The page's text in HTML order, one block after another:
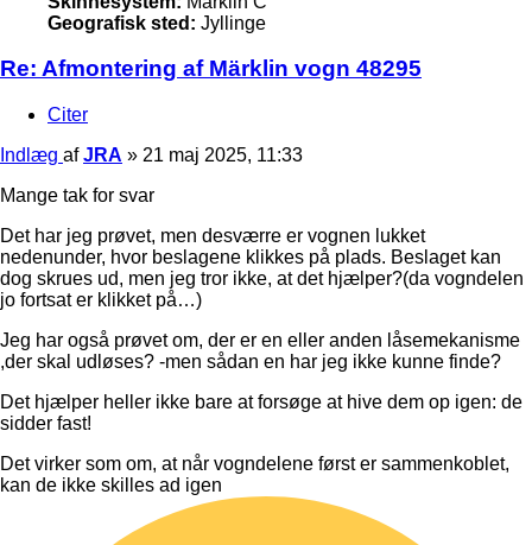
Geografisk sted: Jyllinge
Re: Afmontering af Märklin vogn 48295
Citer
Indlæg afJRA » 21 maj 2025, 11:33
Mange tak for svar
Det har jeg prøvet, men desværre er vognen lukket
nedenunder, hvor beslagene klikkes på plads. Beslaget kan
dog skrues ud, men jeg tror ikke, at det hjælper?(da vogndelen
jo fortsat er klikket på…)
Jeg har også prøvet om, der er en eller anden låsemekanisme
,der skal udløses? -men sådan en har jeg ikke kunne finde?
Det hjælper heller ikke bare at forsøge at hive dem op igen: de
sidder fast!
Det virker som om, at når vogndelene først er sammenkoblet,
kan de ikke skilles ad igen